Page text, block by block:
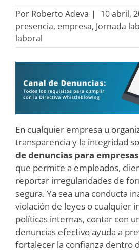
Por Roberto Adeva | 10 abril,
presencia, empresa, Jornada
laboral
En cualquier empresa u
transparencia y la integridad
de denuncias para empresas
que permite a empleados,
reportar irregularidades de
segura. Ya sea una conducta
violación de leyes o cualquier
políticas internas, contar con
denuncias efectivo ayuda a
fortalecer la confianza dentro